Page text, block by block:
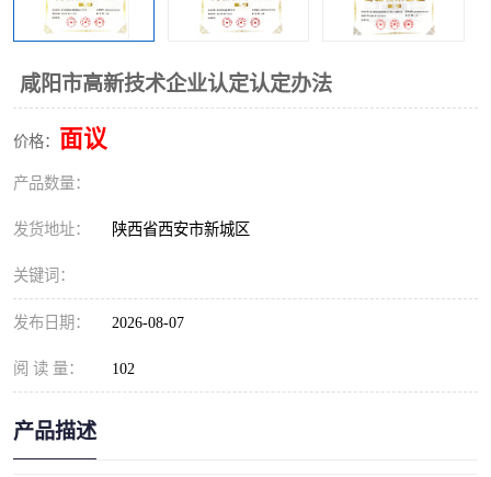
咸阳市高新技术企业认定认定办法
价格： 面议
产品数量：
发货地址： 陕西省西安市新城区
关键词：
发布日期： 2026-08-07
阅 读 量： 102
产品描述